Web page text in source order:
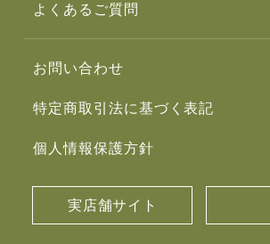
よくあるご質問
お問い合わせ
特定商取引法に基づく表記
個人情報保護方針
実店舗サイト